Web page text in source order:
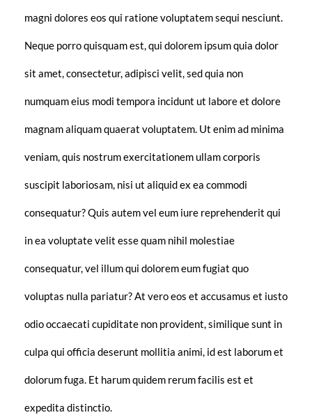
magni dolores eos qui ratione voluptatem sequi nesciunt.
Neque porro quisquam est, qui dolorem ipsum quia dolor
sit amet, consectetur, adipisci velit, sed quia non
numquam eius modi tempora incidunt ut labore et dolore
magnam aliquam quaerat voluptatem. Ut enim ad minima
veniam, quis nostrum exercitationem ullam corporis
suscipit laboriosam, nisi ut aliquid ex ea commodi
consequatur? Quis autem vel eum iure reprehenderit qui
in ea voluptate velit esse quam nihil molestiae
consequatur, vel illum qui dolorem eum fugiat quo
voluptas nulla pariatur? At vero eos et accusamus et iusto
odio occaecati cupiditate non provident, similique sunt in
culpa qui officia deserunt mollitia animi, id est laborum et
dolorum fuga. Et harum quidem rerum facilis est et
expedita distinctio.